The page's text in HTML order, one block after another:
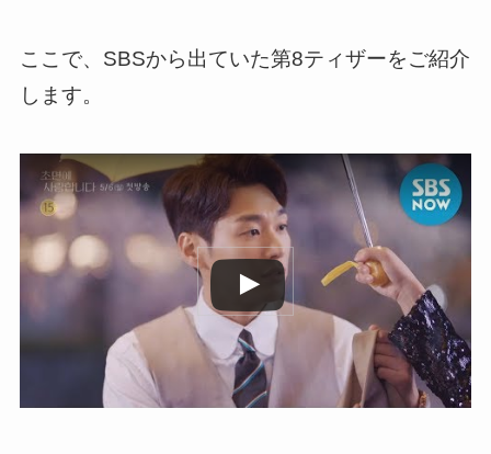
ここで、SBSから出ていた第8ティザーをご紹介
します。
この動画を YouTube で視聴